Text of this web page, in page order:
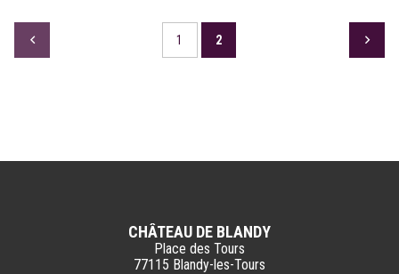
1 2
CHÂTEAU DE BLANDY
Place des Tours
77115 Blandy-les-Tours